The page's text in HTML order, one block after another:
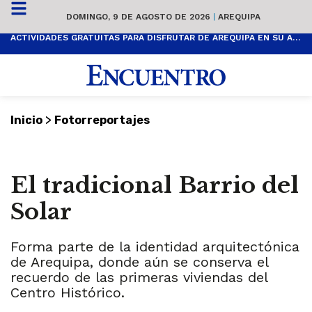
DOMINGO, 9 DE AGOSTO DE 2026 | AREQUIPA
ACTIVIDADES GRATUITAS PARA DISFRUTAR DE AREQUIPA EN SU ANIVERSARIO
Inicio > Fotorreportajes
El tradicional Barrio del
Solar
Forma parte de la identidad arquitectónica
de Arequipa, donde aún se conserva el
recuerdo de las primeras viviendas del
Centro Histórico.